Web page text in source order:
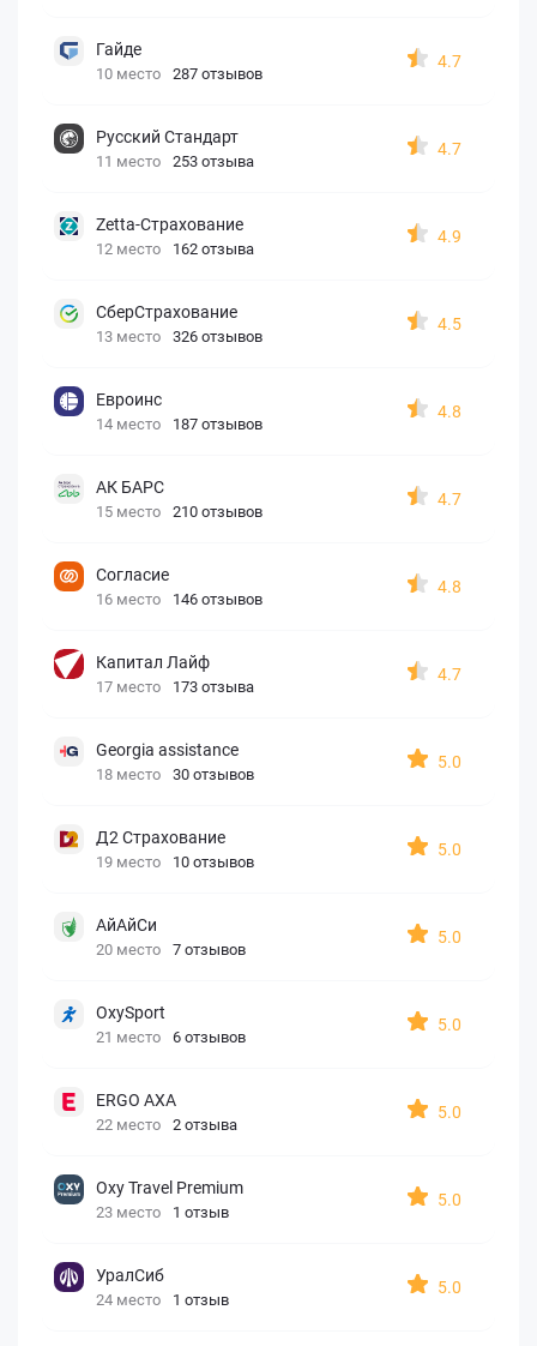
Гайде
10 место 287 отзывов
4.7
Русский Стандарт
11 место 253 отзыва
4.7
Zetta-Страхование
12 место 162 отзыва
4.9
СберСтрахование
13 место 326 отзывов
4.5
Евроинс
14 место 187 отзывов
4.8
АК БАРС
15 место 210 отзывов
4.7
Согласие
16 место 146 отзывов
4.8
Капитал Лайф
17 место 173 отзыва
4.7
Georgia assistance
18 место 30 отзывов
5.0
Д2 Страхование
19 место 10 отзывов
5.0
АйАйСи
20 место 7 отзывов
5.0
OxySport
21 место 6 отзывов
5.0
ERGO AXA
22 место 2 отзыва
5.0
Oxy Travel Premium
23 место 1 отзыв
5.0
УралСиб
24 место 1 отзыв
5.0